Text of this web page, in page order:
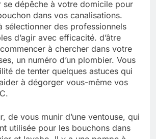
se dépêche à votre domicile pour
dans vos canalisations.
sélectionner des professionnels
d’agir avec efficacité. d’âtre
à chercher dans votre
un numéro d’un plombier. Vous
de tenter quelques astuces qui
à dégorger vous-même vos
de vous munir d’une ventouse, qui
utilisée pour les bouchons dans